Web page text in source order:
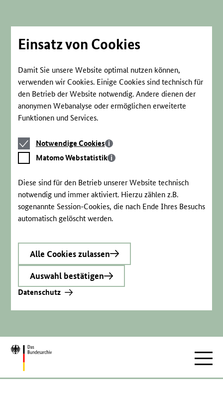
Einsatz von Cookies
Damit Sie unsere Website optimal nutzen können,
verwenden wir Cookies. Einige Cookies sind technisch für
den Betrieb der Website notwendig. Andere dienen der
anonymen Webanalyse oder ermöglichen erweiterte
Funktionen und Services.
Notwendige
Cookies
Notwendige Cookies
Matomo
Webstatistik
Matomo Webstatistik
Diese sind für den Betrieb unserer Website technisch
notwendig und immer aktiviert. Hierzu zählen z.B.
sogenannte Session-Cookies, die nach Ende Ihres Besuchs
automatisch gelöscht werden.
Alle Cookies zulassen
Auswahl bestätigen
Datenschutz
Zur